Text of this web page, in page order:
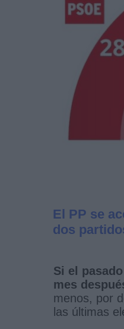
El PP se
dos
Si el
mes
menos, por
las últimas